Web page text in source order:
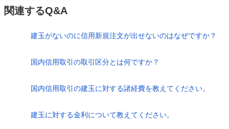
関連するQ&A
建玉がないのに信用新規注文が出せないのはなぜですか？
国内信用取引の取引区分とは何ですか？
国内信用取引の建玉に対する諸経費を教えてください。
建玉に対する金利について教えてください。